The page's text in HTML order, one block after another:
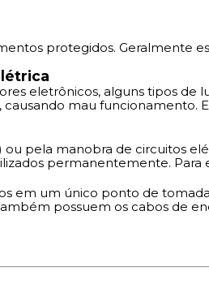
protegidos. Geralmente
eletrônicos, alguns tipos de
mau funcionamento.
pela manobra de circuitos
permanentemente. Para
em um único ponto de
possuem os cabos de